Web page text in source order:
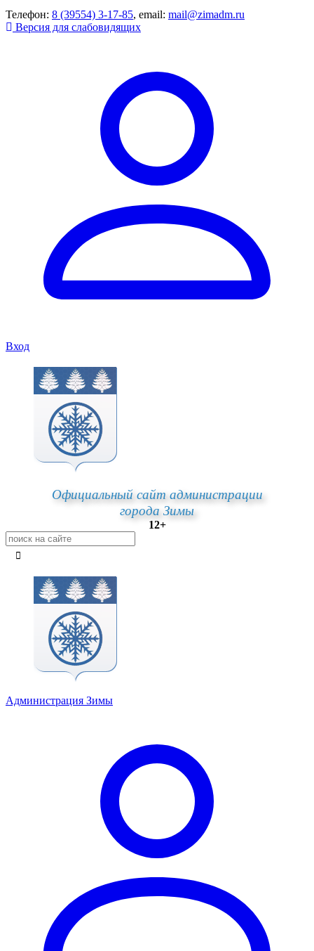
Телефон: 8 (39554) 3-17-85, email: mail@zimadm.ru
Версия для слабовидящих
Вход
Официальный сайт администрации
города Зимы
12+
Администрация Зимы